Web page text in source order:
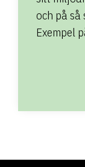
och på
Exempel